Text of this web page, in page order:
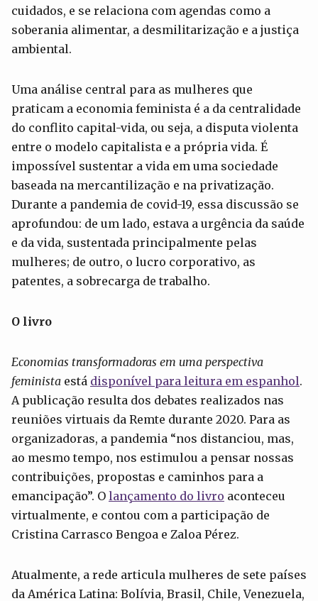
cuidados, e se relaciona com agendas como a
soberania alimentar, a desmilitarização e a justiça
ambiental.
Uma análise central para as mulheres que
praticam a economia feminista é a da centralidade
do conflito capital-vida, ou seja, a disputa violenta
entre o modelo capitalista e a própria vida. É
impossível sustentar a vida em uma sociedade
baseada na mercantilização e na privatização.
Durante a pandemia de covid-19, essa discussão se
aprofundou: de um lado, estava a urgência da saúde
e da vida, sustentada principalmente pelas
mulheres; de outro, o lucro corporativo, as
patentes, a sobrecarga de trabalho.
O livro
Economias transformadoras em uma perspectiva
feminista está disponível para leitura em espanhol.
A publicação resulta dos debates realizados nas
reuniões virtuais da Remte durante 2020. Para as
organizadoras, a pandemia “nos distanciou, mas,
ao mesmo tempo, nos estimulou a pensar nossas
contribuições, propostas e caminhos para a
emancipação”. O lançamento do livro aconteceu
virtualmente, e contou com a participação de
Cristina Carrasco Bengoa e Zaloa Pérez.
Atualmente, a rede articula mulheres de sete países
da América Latina: Bolívia, Brasil, Chile, Venezuela,